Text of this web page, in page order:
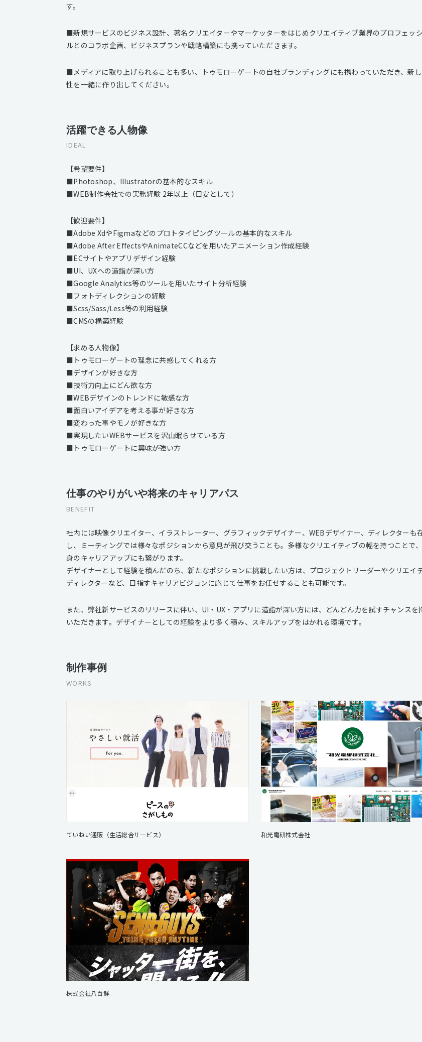
す。
■新規サービスのビジネス設計、著名クリエイターやマーケッターをはじめクリエイティブ業界のプロフェッ
ルとのコラボ企画、ビジネスプランや戦略構築にも携っていただきます。
■メディアに取り上げられることも多い、トゥモローゲートの自社ブランディングにも携わっていただき、新
性を一緒に作り出してください。
活躍できる人物像
IDEAL
【希望要件】
■Photoshop、Illustratorの基本的なスキル
■WEB制作会社での実務経験 2年以上（目安として）
【歓迎要件】
■Adobe XdやFigmaなどのプロトタイピングツールの基本的なスキル
■Adobe After EffectsやAnimateCCなどを用いたアニメーション作成経験
■ECサイトやアプリデザイン経験
■UI、UXへの造詣が深い方
■Google Analytics等のツールを用いたサイト分析経験
■フォトディレクションの経験
■Scss/Sass/Less等の利用経験
■CMSの構築経験
【求める人物像】
■トゥモローゲートの理念に共感してくれる方
■デザインが好きな方
■技術力向上にどん欲な方
■WEBデザインのトレンドに敏感な方
■面白いアイデアを考える事が好きな方
■変わった事やモノが好きな方
■実現したいWEBサービスを沢山眠らせている方
■トゥモローゲートに興味が強い方
仕事のやりがいや将来のキャリアパス
BENEFIT
社内には映像クリエイター、イラストレーター、グラフィックデザイナー、WEBデザイナー、ディレクターも
し、ミーティングでは様々なポジションから意見が飛び交うことも。多様なクリエイティブの幅を持つことで
身のキャリアアップにも繋がります。
デザイナーとして経験を積んだのち、新たなポジションに挑戦したい方は、プロジェクトリーダーやクリエイ
ディレクターなど、目指すキャリアビジョンに応じて仕事をお任せすることも可能です。
また、弊社新サービスのリリースに伴い、UI・UX・アプリに造詣が深い方には、どんどん力を試すチャンスを
いただきます。デザイナーとしての経験をより多く積み、スキルアップをはかれる環境です。
制作事例
WORKS
ていねい通販（生活総合サービス） 和光電研株式会社
株式会社八百鮮